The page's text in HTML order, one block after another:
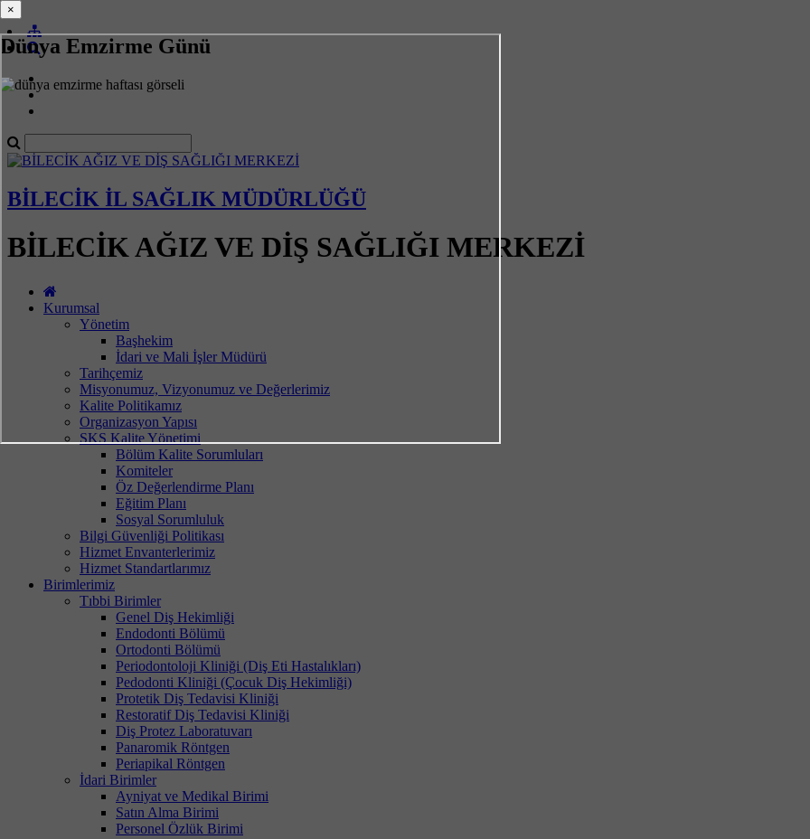
Dünya Emzirme Günü
BİLECİK İL SAĞLIK MÜDÜRLÜĞÜ
BİLECİK AĞIZ VE DİŞ SAĞLIĞI MERKEZİ
Kurumsal
Yönetim
Başhekim
İdari ve Mali İşler Müdürü
Tarihçemiz
Misyonumuz, Vizyonumuz ve Değerlerimiz
Kalite Politikamız
Organizasyon Yapısı
SKS Kalite Yönetimi
Bölüm Kalite Sorumluları
Komiteler
Öz Değerlendirme Planı
Eğitim Planı
Sosyal Sorumluluk
Bilgi Güvenliği Politikası
Hizmet Envanterlerimiz
Hizmet Standartlarımız
Birimlerimiz
Tıbbi Birimler
Genel Diş Hekimliği
Endodonti Bölümü
Ortodonti Bölümü
Periodontoloji Kliniği (Diş Eti Hastalıkları)
Pedodonti Kliniği (Çocuk Diş Hekimliği)
Protetik Diş Tedavisi Kliniği
Restoratif Diş Tedavisi Kliniği
Diş Protez Laboratuvarı
Panaromik Röntgen
Periapikal Röntgen
İdari Birimler
Ayniyat ve Medikal Birimi
Satın Alma Birimi
Personel Özlük Birimi
×